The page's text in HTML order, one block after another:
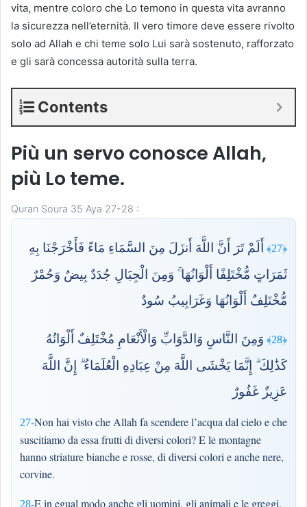
vita, mentre coloro che Lo temono in questa vita avranno
la sicurezza nell’eternità. Il vero timore deve essere rivolto
solo ad Allah e chi teme solo Lui sarà sostenuto, rafforzato
e gli sarà concessa autorità sulla terra.
Contents
Più un servo conosce Allah,
più Lo teme.
Quran Soura 35 Aya 27-28 :
﴿27﴾
أَلَمْ تَرَ أَنَّ اللَّهَ أَنزَلَ مِنَ السَّمَاءِ مَاءً فَأَخْرَجْنَا بِهِ
ثَمَرَاتٍ مُّخْتَلِفًا أَلْوَانُهَا ۚ وَمِنَ الْجِبَالِ جُدَدٌ بِيضٌ وَحُمْرٌ
مُّخْتَلِفٌ أَلْوَانُهَا وَغَرَابِيبُ سُودٌ
27-Non hai visto che Allah fa scendere l’acqua dal cielo e che
suscitiamo da essa frutti di diversi colori? E le montagne
hanno striature bianche e rosse, di diversi colori e anche nere,
corvine.
﴿28﴾
وَمِنَ النَّاسِ وَالدَّوَابِّ وَالْأَنْعَامِ مُخْتَلِفٌ أَلْوَانُهُ
كَذَٰلِكَ ۗ إِنَّمَا يَخْشَى اللَّهَ مِنْ عِبَادِهِ الْعُلَمَاءُ ۗ إِنَّ اللَّهَ
عَزِيزٌ غَفُورٌ
28-E in egual modo anche gli uomini, gli animali e le greggi,